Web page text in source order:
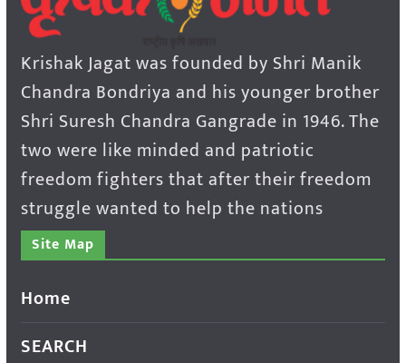
Krishak Jagat was founded by Shri Manik
Chandra Bondriya and his younger brother
Shri Suresh Chandra Gangrade in 1946. The
two were like minded and patriotic
freedom fighters that after their freedom
struggle wanted to help the nations
Site Map
Home
SEARCH